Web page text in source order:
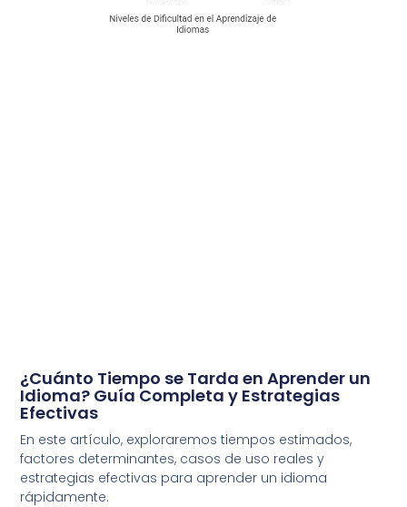
¿Cuánto Tiempo se Tarda en Aprender un
Idioma? Guía Completa y Estrategias
Efectivas
En este artículo, exploraremos tiempos estimados,
factores determinantes, casos de uso reales y
estrategias efectivas para aprender un idioma
rápidamente.